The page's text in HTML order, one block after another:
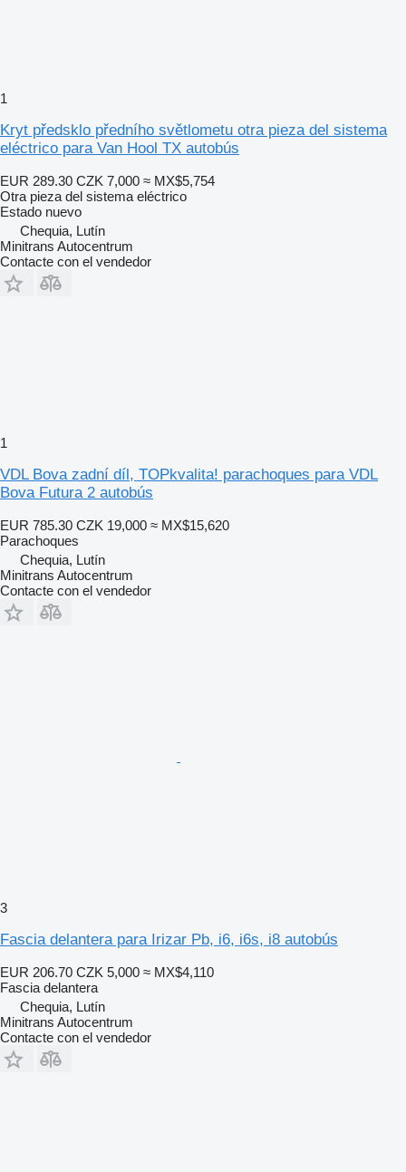
1
Kryt předsklo předního světlometu otra pieza del sistema
eléctrico para Van Hool TX autobús
EUR 289.30 CZK 7,000 ≈ MX$5,754
Otra pieza del sistema eléctrico
Estado nuevo
Chequia, Lutín
Minitrans Autocentrum
Contacte con el vendedor
1
VDL Bova zadní díl, TOPkvalita! parachoques para VDL
Bova Futura 2 autobús
EUR 785.30 CZK 19,000 ≈ MX$15,620
Parachoques
Chequia, Lutín
Minitrans Autocentrum
Contacte con el vendedor
3
Fascia delantera para Irizar Pb, i6, i6s, i8 autobús
EUR 206.70 CZK 5,000 ≈ MX$4,110
Fascia delantera
Chequia, Lutín
Minitrans Autocentrum
Contacte con el vendedor